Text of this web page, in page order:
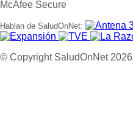
Hablan de SaludOnNet:
© Copyright SaludOnNet 2026